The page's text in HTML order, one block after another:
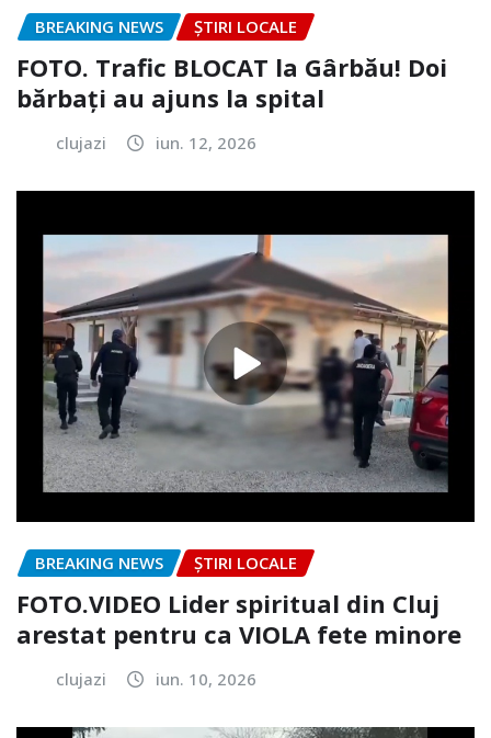
BREAKING NEWS ȘTIRI LOCALE
FOTO. Trafic BLOCAT la Gârbău! Doi
bărbați au ajuns la spital
clujazi iun. 12, 2026
BREAKING NEWS ȘTIRI LOCALE
FOTO.VIDEO Lider spiritual din Cluj
arestat pentru ca VIOLA fete minore
clujazi iun. 10, 2026